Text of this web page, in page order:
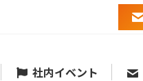
社内イベント